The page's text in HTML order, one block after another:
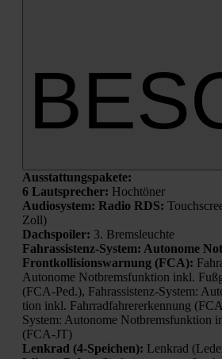
Aus­stat­tungs­pa­ke­te:
6 Laut­spre­cher: Hoch­tö­ner
Audio­sys­tem: Radio RDS:
Zoll)
Dach­spoi­ler: 3. Brems­leuch­te
Fahr­as­sis­tenz-Sys­tem: Auto­no­me
Front­kol­li­si­ons­war­nung (FCA):
Auto­no­me Not­brems­funk­ti­on inkl.
(FCA-Ped.), Fahr­as­sis­tenz-Sys­tem:
ti­on inkl. Fahr­rad­fah­rer­er­ken­nung
Sys­tem: Auto­no­me Not­brems­funk­ti­on
(FCA-JT)
Lenk­rad (4‑Speichen): Lenk­rad